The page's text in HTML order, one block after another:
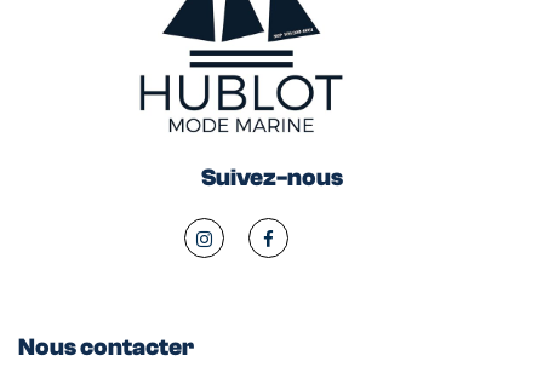
Suivez-nous
Nous contacter